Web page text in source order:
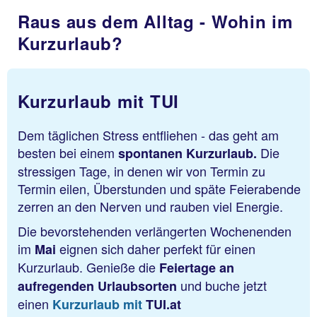
Raus aus dem Alltag - Wohin im
Kurzurlaub?
Kurzurlaub mit TUI
Dem täglichen Stress entfliehen - das geht am
besten bei einem spontanen Kurzurlaub. Die
stressigen Tage, in denen wir von Termin zu
Termin eilen, Überstunden und späte Feierabende
zerren an den Nerven und rauben viel Energie.
Die bevorstehenden verlängerten Wochenenden
im Mai eignen sich daher perfekt für einen
Kurzurlaub. Genieße die Feiertage an
aufregenden Urlaubsorten und buche jetzt
einen Kurzurlaub mitTUI.at